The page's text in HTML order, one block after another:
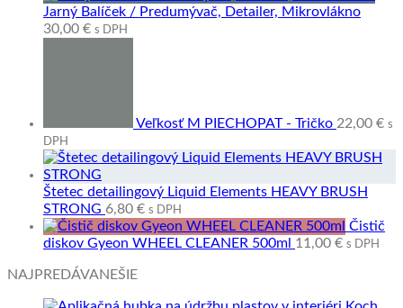
Jarný Balíček / Predumývač, Detailer, Mikrovlákno
30,00 € s DPH
Veľkosť M PIECHOPAT - Tričko 22,00 € s
DPH
Štetec detailingový Liquid Elements HEAVY BRUSH
STRONG 6,80 € s DPH
Čistič
diskov Gyeon WHEEL CLEANER 500ml 11,00 € s DPH
NAJPREDÁVANEŠIE